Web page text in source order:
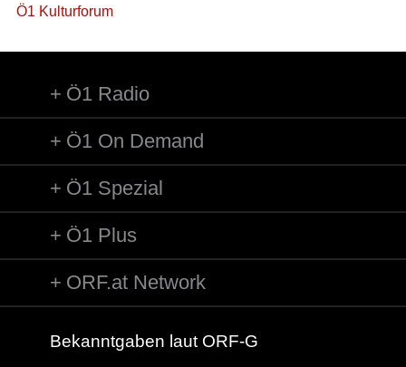
Ö1 Kulturforum
Ö1 Radio
Ö1 On Demand
Ö1 Spezial
Ö1 Plus
ORF.at Network
Bekanntgaben laut ORF-G